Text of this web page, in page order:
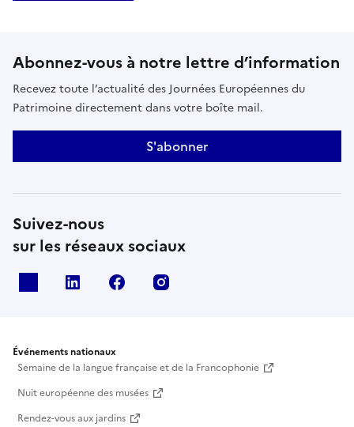
Abonnez-vous à notre lettre d’information
Recevez toute l’actualité des Journées Européennes du
Patrimoine directement dans votre boîte mail.
S'abonner
Suivez-nous
sur les réseaux sociaux
Linkedin Facebook
Événements nationaux
Semaine de la langue française et de la Francophonie
Nuit européenne des musées
Rendez-vous aux jardins